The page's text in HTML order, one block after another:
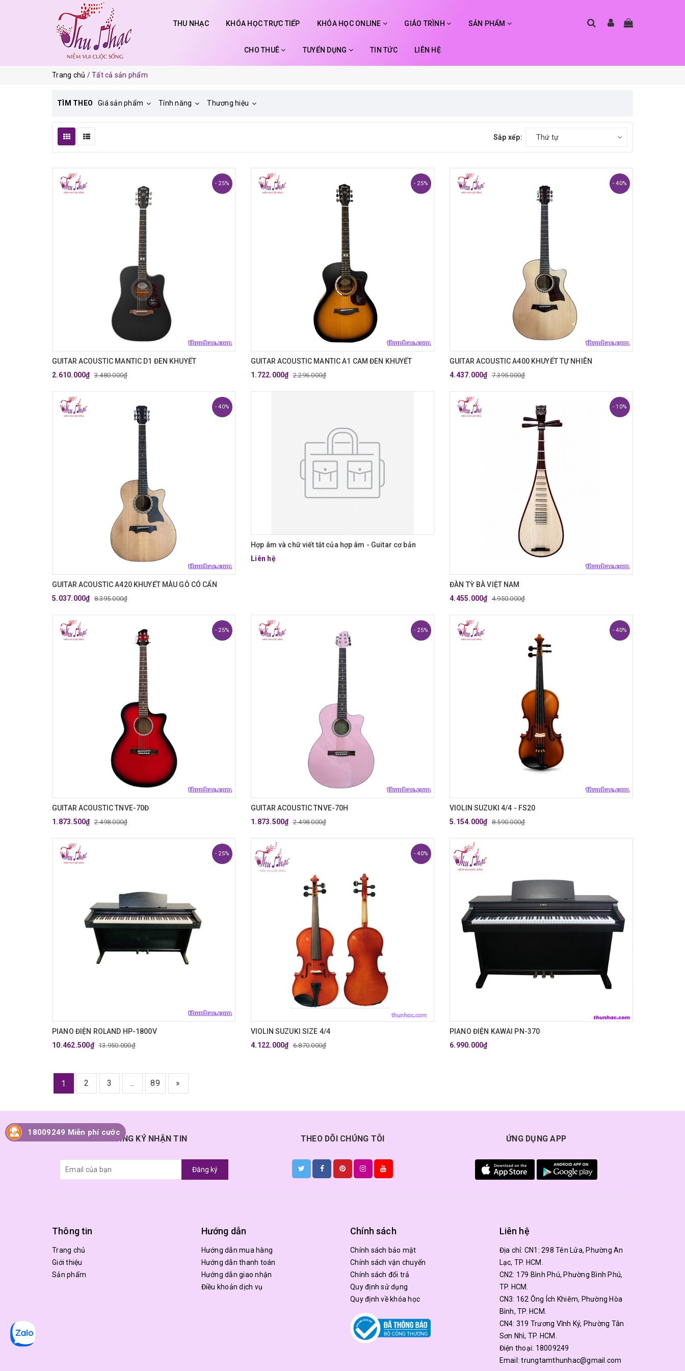
THU NHẠC KHÓA HỌC TRỰC TIẾP KHÓA HỌC ONLINE GIÁO TRÌNH SẢN PHẨM
CHO THUÊ TUYỂN DỤNG TIN TỨC LIÊN HỆ
Trang chủ Tất cả sản phẩm
TÌM THEO Giá sản phẩm Tính năng Thương hiệu
Sắp xếp: Thứ tự
- 25%
GUITAR ACOUSTIC MANTIC D1 ĐEN KHUYẾT
2.610.000₫ 3.480.000₫
- 25%
GUITAR ACOUSTIC MANTIC A1 CAM ĐEN KHUYẾT
1.722.000₫ 2.296.000₫
- 40%
GUITAR ACOUSTIC A400 KHUYẾT TỰ NHIÊN
4.437.000₫ 7.395.000₫
- 40%
GUITAR ACOUSTIC A420 KHUYẾT MÀU GỖ CÓ CẨN
5.037.000₫ 8.395.000₫
Hợp âm và chữ viết tắt của hợp âm - Guitar cơ bản
Liên hệ
- 10%
ĐÀN TỲ BÀ VIỆT NAM
4.455.000₫ 4.950.000₫
- 25%
GUITAR ACOUSTIC TNVE-70Đ
1.873.500₫ 2.498.000₫
- 25%
GUITAR ACOUSTIC TNVE-70H
1.873.500₫ 2.498.000₫
- 40%
VIOLIN SUZUKI 4/4 - FS20
5.154.000₫ 8.590.000₫
- 25%
PIANO ĐIỆN ROLAND HP-1800V
10.462.500₫ 13.950.000₫
- 40%
VIOLIN SUZUKI SIZE 4/4
4.122.000₫ 6.870.000₫
PIANO ĐIỆN KAWAI PN-370
6.990.000₫
1 2 3 ... 89 »
ĐĂNG KÝ NHẬN TIN
Đăng ký
THEO DÕI CHÚNG TÔI ỨNG DỤNG APP
Thông tin
Trang chủ
Giới thiệu
Sản phẩm
Hướng dẫn
Hướng dẫn mua hàng
Hướng dẫn thanh toán
Hướng dẫn giao nhận
Điều khoản dịch vụ
Chính sách
Chính sách bảo mật
Chính sách vận chuyển
Chính sách đổi trả
Quy định sử dụng
Quy định về khóa học
Liên hệ
Địa chỉ: CN1: 298 Tên Lửa, Phường An
Lạc, TP. HCM.
CN2: 179 Bình Phú, Phường Bình Phú,
TP. HCM.
CN3: 162 Ông Ích Khiêm, Phường Hòa
Bình, TP. HCM.
CN4: 319 Trương Vĩnh Ký, Phường Tân
Sơn Nhì, TP. HCM.
Điện thoại: 18009249
Email:trungtamthunhac@gmail.com
18009249 Miễn phí cước